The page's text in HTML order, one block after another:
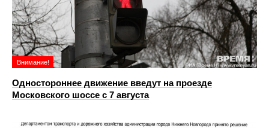
Внимание!
Одностороннее движение введут на проезде
Московского шоссе с 7 августа